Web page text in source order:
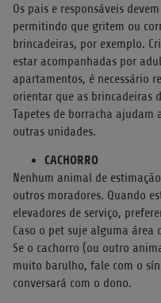
Os pais e responsáveis
permitindo que gritem ou
brincadeiras, por exemplo.
estar acompanhadas por
apartamentos, é necessário
orientar que as brincadeiras
Tapetes de borracha ajudam
outras unidades.
CACHORRO
Nenhum animal de
outros moradores. Quando
elevadores de serviço,
Caso o pet suje alguma
Se o cachorro (ou outro
muito barulho, fale com o
conversará com o dono.